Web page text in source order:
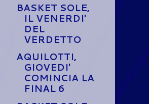
BASKET SOLE,
IL VENERDI'
DEL
VERDETTO
AQUILOTTI,
GIOVEDI'
COMINCIA LA
FINAL 6